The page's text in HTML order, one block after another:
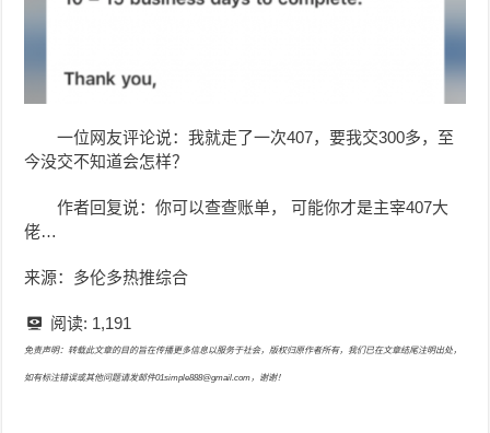
一位网友评论说：我就走了一次407，要我交300多，至
今没交不知道会怎样？
作者回复说：你可以查查账单， 可能你才是主宰407大
佬…
来源：多伦多热推综合
阅读: 1,191
免责声明：转载此文章的目的旨在传播更多信息以服务于社会，版权归原作者所有，我们已在文章结尾注明出处，
如有标注错误或其他问题请发邮件01simple888@gmail.com，谢谢！